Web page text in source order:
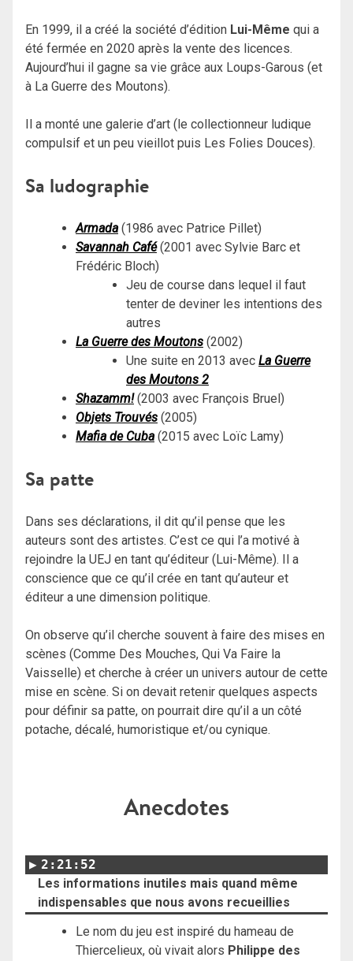
En 1999, il a créé la société d’édition Lui-Même qui a
été fermée en 2020 après la vente des licences.
Aujourd’hui il gagne sa vie grâce aux Loups-Garous (et
à La Guerre des Moutons).
Il a monté une galerie d’art (le collectionneur ludique
compulsif et un peu vieillot puis Les Folies Douces).
Sa ludographie
Armada(1986 avec Patrice Pillet)
Savannah Café(2001 avec Sylvie Barc et
Frédéric Bloch)
Jeu de course dans lequel il faut
tenter de deviner les intentions des
autres
La Guerre des Moutons (2002)
Une suite en 2013 avec La Guerre
des Moutons 2
Shazamm!(2003 avec François Bruel)
Objets Trouvés (2005)
Mafia de Cuba(2015 avec Loïc Lamy)
Sa patte
Dans ses déclarations, il dit qu’il pense que les
auteurs sont des artistes. C’est ce qui l’a motivé à
rejoindre la UEJ en tant qu’éditeur (Lui-Même). Il a
conscience que ce qu’il crée en tant qu’auteur et
éditeur a une dimension politique.
On observe qu’il cherche souvent à faire des mises en
scènes (Comme Des Mouches, Qui Va Faire la
Vaisselle) et cherche à créer un univers autour de cette
mise en scène. Si on devait retenir quelques aspects
pour définir sa patte, on pourrait dire qu’il a un côté
potache, décalé, humoristique et/ou cynique.
Anecdotes
2:21:52
Les informations inutiles mais quand même
indispensables que nous avons recueillies
Le nom du jeu est inspiré du hameau de
Thiercelieux, où vivait alors Philippe des